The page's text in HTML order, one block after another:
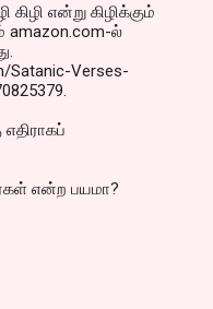
என்று கிழிக்கும்
amazon.com-ல்
Satanic-Verses-
என்ற பயமா?